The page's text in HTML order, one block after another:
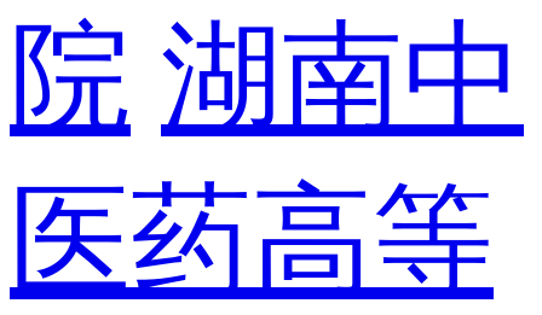
院 湖南中
医药高等